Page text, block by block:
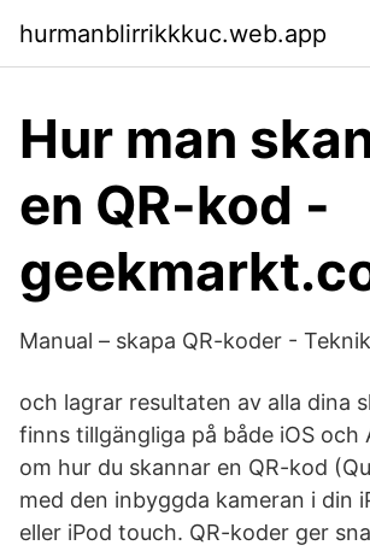
hurmanblirrikkkuc.web.app
Hur man
en QR-kod -
Manual – skapa QR-koder -
och lagrar resultaten av alla dina
finns tillgängliga på både iOS och
om hur du skannar en QR-kod
med den inbyggda kameran i din
eller iPod touch. QR-koder ger